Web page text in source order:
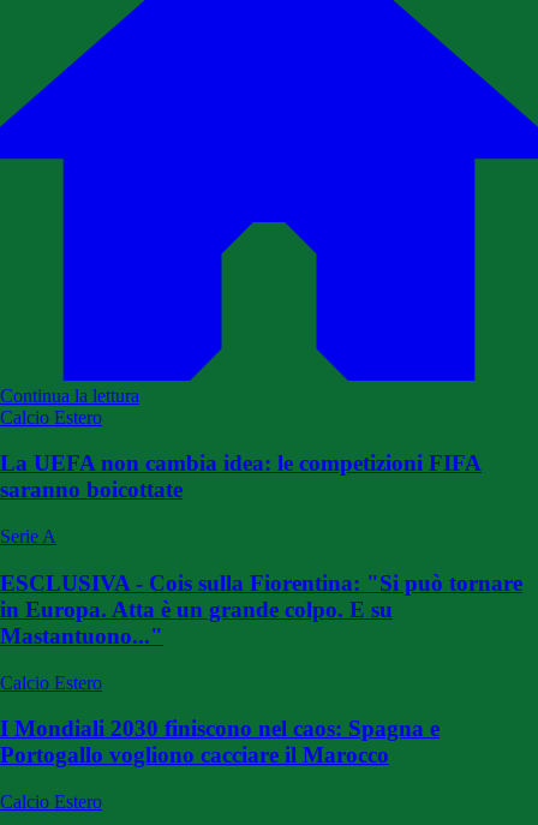
Continua la lettura
Calcio Estero
La UEFA non cambia idea: le competizioni FIFA
saranno boicottate
Serie A
ESCLUSIVA - Cois sulla Fiorentina: "Si può tornare
in Europa. Atta è un grande colpo. E su
Mastantuono..."
Calcio Estero
I Mondiali 2030 finiscono nel caos: Spagna e
Portogallo vogliono cacciare il Marocco
Calcio Estero